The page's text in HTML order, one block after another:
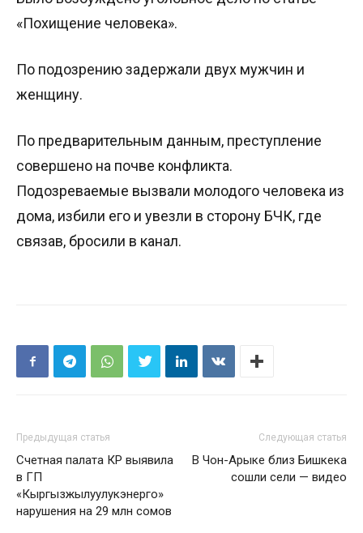
«Похищение человека».
По подозрению задержали двух мужчин и
женщину.
По предварительным данным, преступление
совершено на почве конфликта.
Подозреваемые вызвали молодого человека из
дома, избили его и увезли в сторону БЧК, где
связав, бросили в канал.
Предыдущая статья
Счетная палата КР выявила
в ГП
«Кыргызжылуулукэнерго»
нарушения на 29 млн сомов
Следующая статья
В Чон-Арыке близ Бишкека
сошли сели — видео